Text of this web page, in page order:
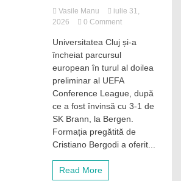
Vasile Manu
iulie 31,
2026
0 Commenton
a
terminat
visul
european
„U”
Cluj.
„Șepcile
roșii”
au
Universitatea Cluj și-a
încheiat parcursul
european în turul al doilea
preliminar al UEFA
Conference League, după
ce a fost învinsă cu 3-1 de
SK Brann, la Bergen.
Formația pregătită de
Cristiano Bergodi a oferit...
Read More